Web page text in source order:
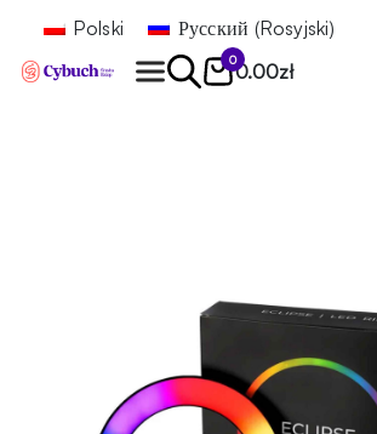
Polski Русский (Rosyjski)
0
0.00zł